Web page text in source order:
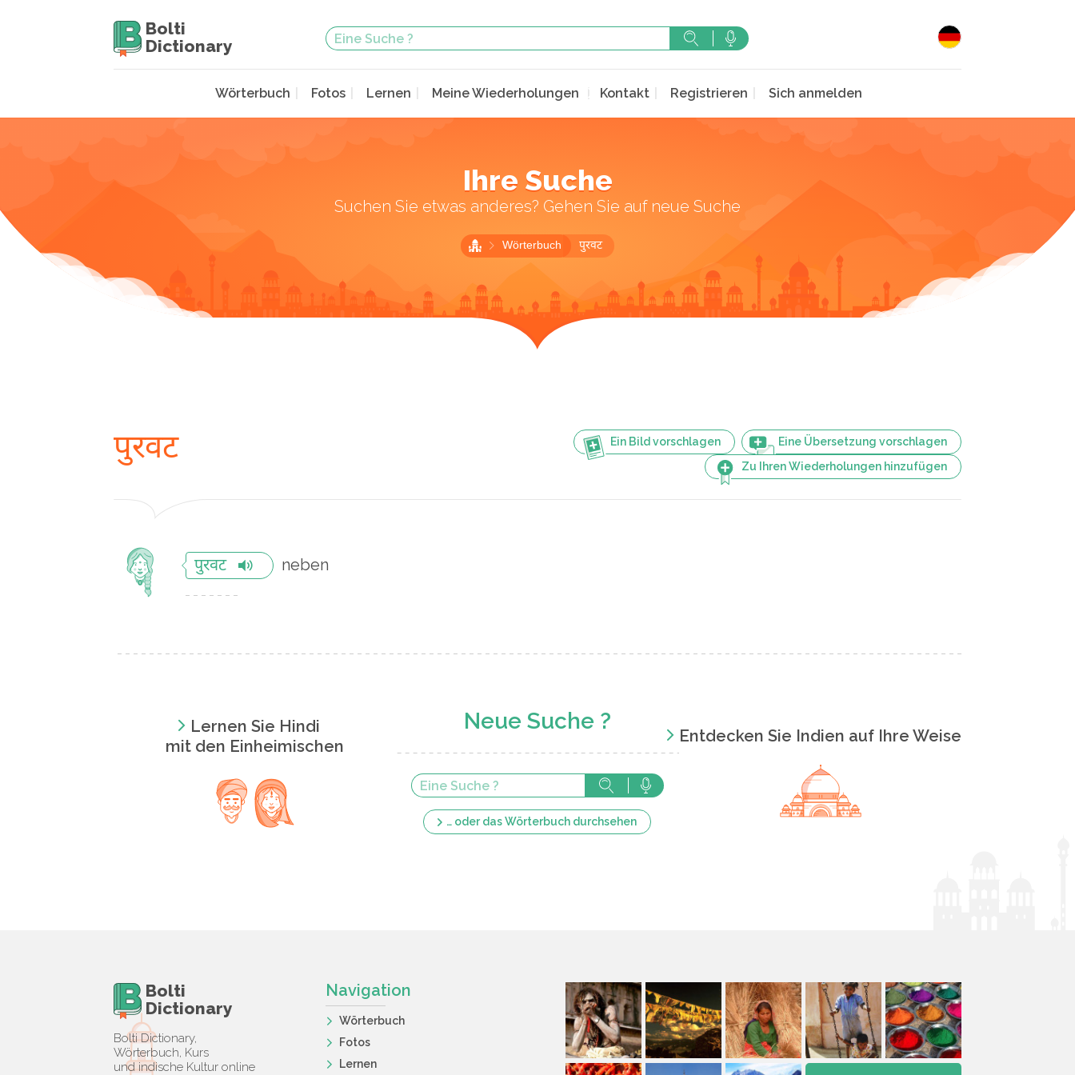
Bolti
Dictionary
Wörterbuch Fotos Lernen Meine Wiederholungen Kontakt Registrieren Sich anmelden
Ihre Suche
Suchen Sie etwas anderes? Gehen Sie auf neue Suche
Wörterbuch पुरवट
Ein Bild vorschlagen
Eine Übersetzung vorschlagen
Zu Ihren Wiederholungen hinzufügen
पुरवट
पुरवट neben
Lernen Sie Hindi
mit den Einheimischen
Neue Suche ?
… oder das Wörterbuch durchsehen
Entdecken Sie Indien auf Ihre Weise
Bolti
Dictionary
Bolti Dictionary,
Wörterbuch, Kurs
und indische Kultur online
Navigation
Wörterbuch
Fotos
Lernen